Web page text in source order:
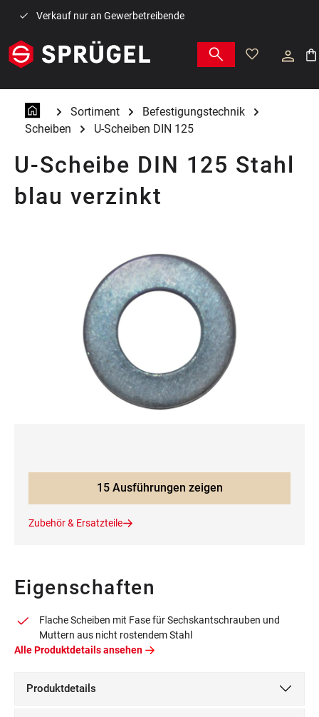
Zum Hauptinhalt springen
Verkauf nur an Gewerbetreibende
Sortiment
Befestigungstechnik
Scheiben
U-Scheiben DIN 125
U-Scheibe DIN 125 Stahl
blau verzinkt
Bildergalerie überspringen
15 Ausführungen zeigen
Zubehör & Ersatzteile
Eigenschaften
Flache Scheiben mit Fase für Sechskantschrauben und
Muttern aus nicht rostendem Stahl
Alle Produktdetails ansehen
Produktdetails